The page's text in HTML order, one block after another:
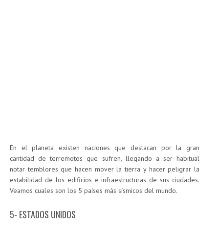
En el planeta existen naciones que destacan por la gran
cantidad de terremotos que sufren, llegando a ser habitual
notar temblores que hacen mover la tierra y hacer peligrar la
estabilidad de los edificios e infraestructuras de sus ciudades.
Veamos cuales son los 5 países más sísmicos del mundo.
5- ESTADOS UNIDOS